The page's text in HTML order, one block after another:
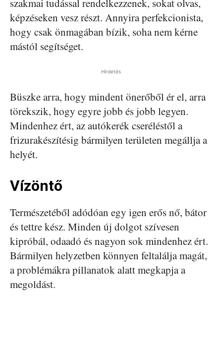
szakmai tudással rendelkezzenek, sokat olvas,
képzéseken vesz részt. Annyira perfekcionista,
hogy csak önmagában bízik, soha nem kérne
mástól segítséget.
Hirdetés
Büszke arra, hogy mindent önerőből ér el, arra
törekszik, hogy egyre jobb és jobb legyen.
Mindenhez ért, az autókerék cseréléstől a
frizurakészítésig bármilyen területen megállja a
helyét.
Vízöntő
Természetéből adódóan egy igen erős nő, bátor
és tettre kész. Minden új dolgot szívesen
kipróbál, odaadó és nagyon sok mindenhez ért.
Bármilyen helyzetben könnyen feltalálja magát,
a problémákra pillanatok alatt megkapja a
megoldást.